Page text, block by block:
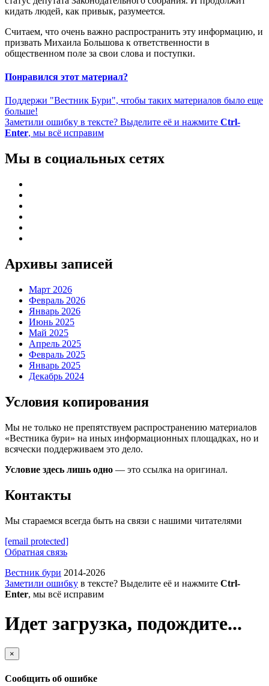
кидать людей, как привык, разумеется.
Считаем, что очень важно распространить эту информацию, и
призвать Михаила Большова к ответственности в
общественном поле за свои слова и поступки.
Понравился этот материал?
Поддержи "Вестник Бури", чтобы таких материалов было еще
больше!
Заметили ошибку в тексте? Выделите её и нажмите Ctrl-
Enter, мы всё исправим
Мы в социальных сетях
Архивы записей
Март 2026
Февраль 2026
Январь 2026
Июнь 2025
Май 2025
Апрель 2025
Февраль 2025
Январь 2025
Декабрь 2024
Условия копирования
Мы не только не препятствуем распространению материалов
«Вестника бури» на иных информационных площадках, но и
всячески поддерживаем это дело.
Условие здесь лишь одно — это ссылка на оригинал.
Контакты
Мы стараемся всегда быть на связи с нашими читателями
[email protected]
Обратная связь
Вестник бури 2014-2026
Заметили ошибку в тексте? Выделите её и нажмите Ctrl-
Enter, мы всё исправим
Идет загрузка, подождите...
×
Сообщить об ошибке